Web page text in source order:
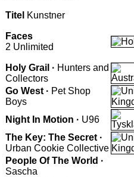
Titel Kunstner
Faces
2 Unlimited
Holy Grail · Hunters and
Collectors
Go West · Pet Shop
Boys
Night In Motion · U96
The Key: The Secret ·
Urban Cookie Collective
People Of The World ·
Sascha